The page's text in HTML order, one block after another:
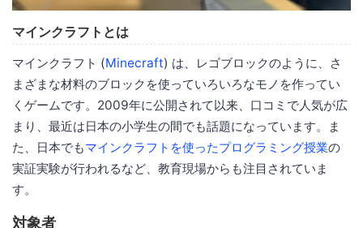
マインクラフトとは
マインクラフト (Minecraft) は、レゴブロックのように、さ
まざまな材料のブロックを使っていろいろなモノを作ってい
くゲームです。2009年に公開されて以来、口コミで人気が広
まり、最近は日本の小学生の間でも話題になっています。ま
た、日本でもマインクラフトを使ったプログラミング授業の
実証実験が行われるなど、教育現場からも注目されていま
す。
対象者